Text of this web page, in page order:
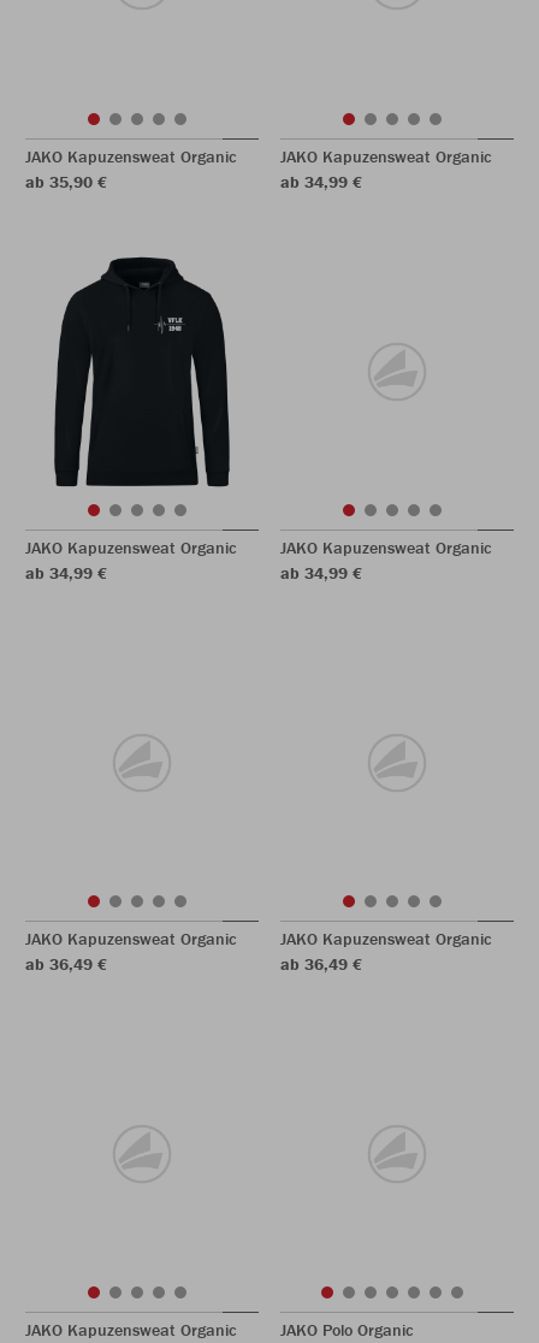
JAKO Kapuzensweat Organic
ab 35,90 €
JAKO Kapuzensweat Organic
ab 34,99 €
JAKO Kapuzensweat Organic
ab 34,99 €
JAKO Kapuzensweat Organic
ab 34,99 €
JAKO Kapuzensweat Organic
ab 36,49 €
JAKO Kapuzensweat Organic
ab 36,49 €
JAKO Kapuzensweat Organic
JAKO Polo Organic